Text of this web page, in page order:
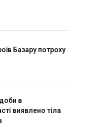
Базару потроху
в
виявлено тіла